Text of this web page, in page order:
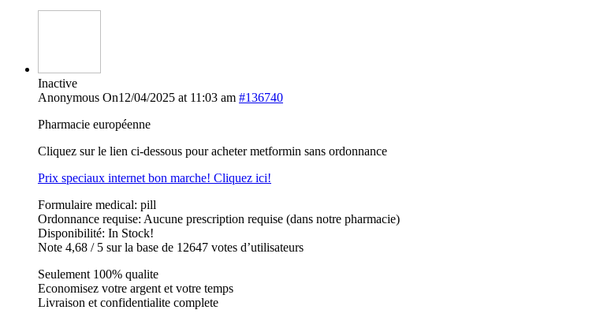
Inactive
Anonymous On12/04/2025 at 11:03 am #136740
Pharmacie européenne
Cliquez sur le lien ci-dessous pour acheter metformin sans ordonnance
Prix speciaux internet bon marche! Cliquez ici!
Formulaire medical: pill
Ordonnance requise: Aucune prescription requise (dans notre pharmacie)
Disponibilité: In Stock!
Note 4,68 / 5 sur la base de 12647 votes d’utilisateurs
Seulement 100% qualite
Economisez votre argent et votre temps
Livraison et confidentialite complete